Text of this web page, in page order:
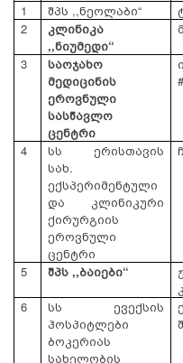
1
შპს ,,ნეოლაბი“
2
კლინიკა
,,ნიუმედი“
3
საოჯახო
მედიცინის
ეროვნული
სასწავლო
ცენტრი
4
სს ერისთავის
სახ.
ექსპერიმენტული
და კლინიკური
ქირურგიის
ეროვნული
ცენტრი
5 შპს ,,ბაიები“
6 სს
ევექსის
ჰოსპიტლები
ბოკერიას
სახელობის